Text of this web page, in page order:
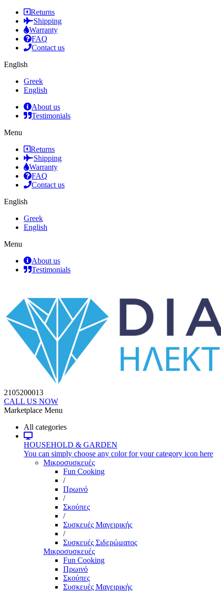
Returns
Shipping
Warranty
FAQ
Contact us
English
Greek
English
About us
Testimonials
Menu
Returns
Shipping
Warranty
FAQ
Contact us
English
Greek
English
Menu
About us
Testimonials
2105200013
CALL US NOW
Marketplace Menu
All categories
HOUSEHOLD & GARDEN
You can simply choose any color for your category icon here
Μικροσυσκευές
Fun Cooking
/
Πρωινό
/
Σκούπες
/
Συσκευές Μαγειρικής
/
Συσκευές Σιδερώματος
Μικροσυσκευές
Fun Cooking
Πρωινό
Σκούπες
Συσκευές Μαγειρικής